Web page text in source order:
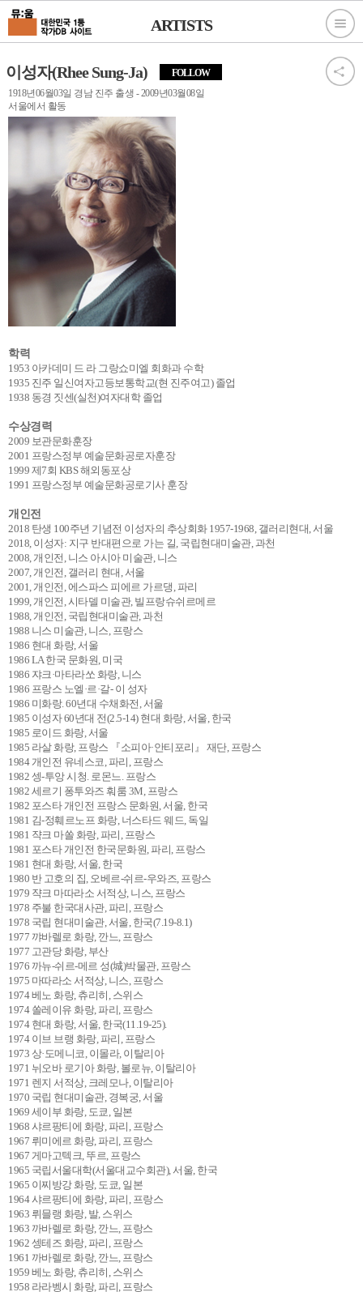
ARTISTS
이성자(Rhee Sung-Ja)
FOLLOW
1918년06월03일 경남 진주 출생 - 2009년03월08일
서울에서 활동
학력
1953 아카데미 드 라 그랑쇼미엘 회화과 수학
1935 진주 일신여자고등보통학교(현 진주여고) 졸업
1938 동경 짓센(실천)여자대학 졸업
수상경력
2009 보관문화훈장
2001 프랑스정부 예술문화공로자훈장
1999 제7회 KBS 해외동포상
1991 프랑스정부 예술문화공로기사 훈장
개인전
2018 탄생 100주년 기념전 이성자의 추상회화 1957-1968, 갤러리현대, 서울
2018, 이성자: 지구 반대편으로 가는 길, 국립현대미술관, 과천
2008, 개인전, 니스 아시아 미술관, 니스
2007, 개인전, 갤러리 현대, 서울
2001, 개인전, 에스파스 피에르 가르댕, 파리
1999, 개인전, 시타델 미술관, 빌프랑슈쉬르메르
1988, 개인전, 국립현대미술관, 과천
1988 니스 미술관, 니스, 프랑스
1986 현대 화랑, 서울
1986 LA 한국 문화원, 미국
1986 쟈크·마타라쏘 화랑, 니스
1986 프랑스 노엘·르·갈- 이 성자
1986 미화랑. 60년대 수채화전, 서울
1985 이성자 60년대 전(2.5-14) 현대 화랑, 서울, 한국
1985 로이드 화랑, 서울
1985 라살 화랑, 프랑스 『소피아·안티포리』 재단, 프랑스
1984 개인전 유네스코, 파리, 프랑스
1982 셍-투앙 시청. 로몬느. 프랑스
1982 세르기 퐁투와즈 훠룸 3M, 프랑스
1982 포스타 개인전 프랑스 문화원, 서울, 한국
1981 김-정훼르노프 화랑, 너스타드 웨드, 독일
1981 쟉크 마쏠 화랑, 파리, 프랑스
1981 포스타 개인전 한국문화원, 파리, 프랑스
1981 현대 화랑, 서울, 한국
1980 반 고호의 집, 오베르-쉬르-우와즈, 프랑스
1979 쟉크 마따라소 서적상, 니스, 프랑스
1978 주불 한국대사관, 파리, 프랑스
1978 국립 현대미술관, 서울, 한국(7.19-8.1)
1977 꺄바렐로 화랑, 깐느, 프랑스
1977 고관당 화랑, 부산
1976 까뉴-쉬르-메르 성(城)박물관, 프랑스
1975 마따라소 서적상, 니스, 프랑스
1974 베노 화랑, 츄리히, 스위스
1974 쏠레이유 화랑, 파리, 프랑스
1974 현대 화랑, 서울, 한국(11.19-25).
1974 이브 브랭 화랑, 파리, 프랑스
1973 상·도메니코, 이몰라, 이탈리아
1971 뉘오바 로기아 화랑, 볼로뉴, 이탈리아
1971 렌지 서적상, 크레모나, 이탈리아
1970 국립 현대미술관, 경복궁, 서울
1969 세이부 화랑, 도쿄, 일본
1968 샤르팡티에 화랑, 파리, 프랑스
1967 뤼미에르 화랑, 파리, 프랑스
1967 게마고텍크, 뚜르, 프랑스
1965 국립서울대학(서울대교수회관), 서울, 한국
1965 이찌방강 화랑, 도쿄, 일본
1964 샤르팡티에 화랑, 파리, 프랑스
1963 뤼믈랭 화랑, 발, 스위스
1963 까바렐로 화랑, 깐느, 프랑스
1962 셍테즈 화랑, 파리, 프랑스
1961 까바렐로 화랑, 깐느, 프랑스
1959 베노 화랑, 츄리히, 스위스
1958 라라벵시 화랑, 파리, 프랑스